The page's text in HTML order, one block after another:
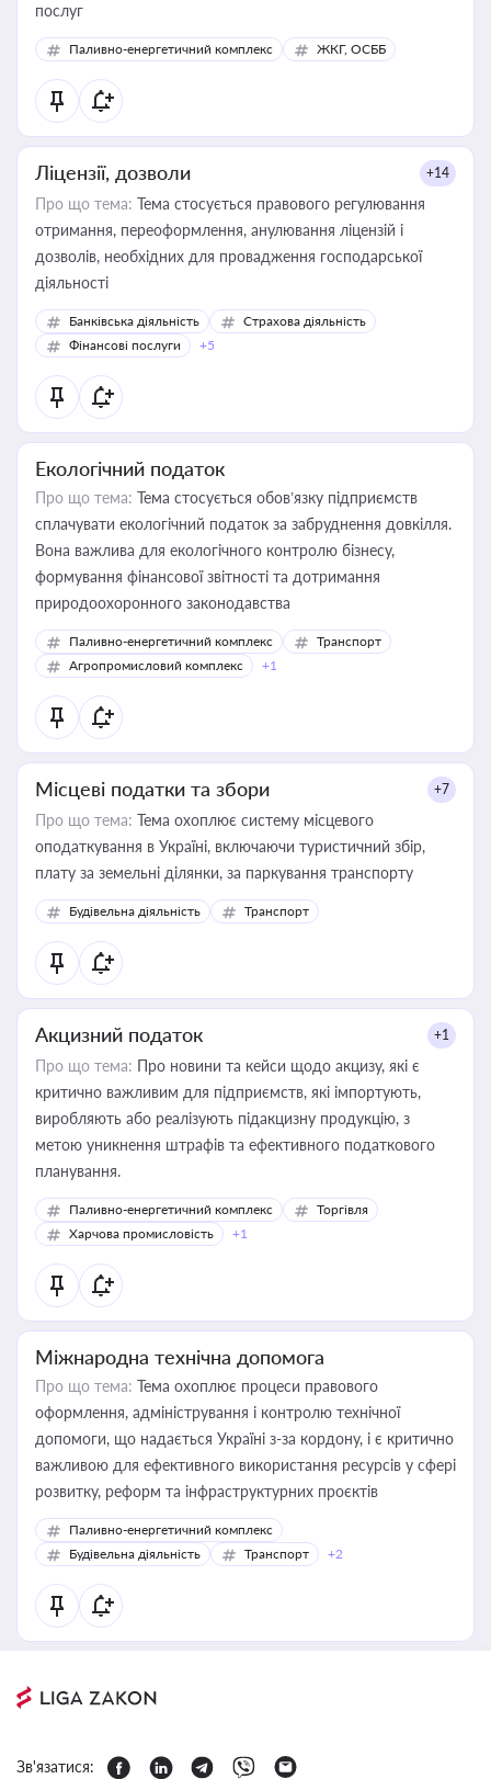
послуг
Паливно-енергетичний комплекс ЖКГ, ОСББ
Ліцензії, дозволи +14
Про що тема: Тема стосується правового регулювання
отримання, переоформлення, анулювання ліцензій і
дозволів, необхідних для провадження господарської
діяльності
Банківська діяльність
Страхова діяльність
Фінансові послуги
+5
Екологічний податок
Про що тема: Тема стосується обов’язку підприємств
сплачувати екологічний податок за забруднення довкілля.
Вона важлива для екологічного контролю бізнесу,
формування фінансової звітності та дотримання
природоохоронного законодавства
Паливно-енергетичний комплекс
Транспорт
Агропромисловий комплекс
+1
Місцеві податки та збори +7
Про що тема: Тема охоплює систему місцевого
оподаткування в Україні, включаючи туристичний збір,
плату за земельні ділянки, за паркування транспорту
Будівельна діяльність Транспорт
Акцизний податок +1
Про що тема: Про новини та кейси щодо акцизу, які є
критично важливим для підприємств, які імпортують,
виробляють або реалізують підакцизну продукцію, з
метою уникнення штрафів та ефективного податкового
планування.
Паливно-енергетичний комплекс
Торгівля
Харчова промисловість
+1
Міжнародна технічна допомога
Про що тема: Тема охоплює процеси правового
оформлення, адміністрування і контролю технічної
допомоги, що надається Україні з-за кордону, і є критично
важливою для ефективного використання ресурсів у сфері
розвитку, реформ та інфраструктурних проєктів
Паливно-енергетичний комплекс
Будівельна діяльність
Транспорт +2
Зв'язатися: